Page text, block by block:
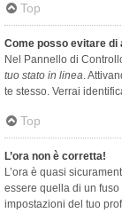
Top
Come posso evitare di
Nel Pannello di
tuo stato in linea.
te stesso. Verrai
Top
L’ora non è corretta!
L’ora è quasi
essere quella di un
impostazioni del tuo